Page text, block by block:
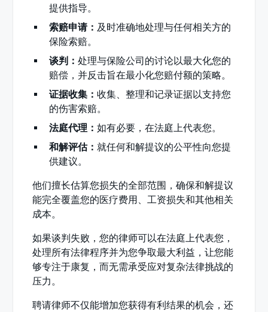
提供指导。
索赔申请： 及时准确地处理与任何相关方的
保险索赔。
谈判：处理与保险公司的讨论以最大化您的
赔偿，并反击旨在最小化您赔付额的策略。
证据收集：收集、整理和记录证据以支持您
的伤害索赔。
法庭代理：如有必要，在法庭上代表您。
和解评估：就任何和解提议的公平性向您提
供建议。
他们擅长估算您损失的全部范围，确保和解提议
能完全覆盖您的医疗费用、工资损失和其他相关
成本。
如果谈判失败，您的律师可以在法庭上代表您，
处理所有法律程序并为您争取最大利益，让您能
够专注于康复，而无需承受应对复杂法律挑战的
压力。
聘请律师不仅能增加您获得有利结果的机会，还